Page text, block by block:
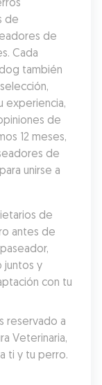
de
de
Cada
también
experiencia,
de
12 meses,
de
unirse a
de
antes de
juntos y
con tu
reservado a
Veterinaria,
ti y tu perro.